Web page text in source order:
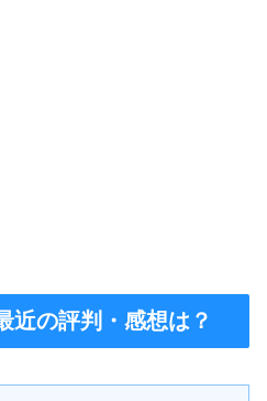
近の評判・感想は？